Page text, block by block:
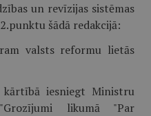
un revīzijas sistēmas
šādā redakcijā:
valsts reformu lietās
iesniegt Ministru
likumā "Par